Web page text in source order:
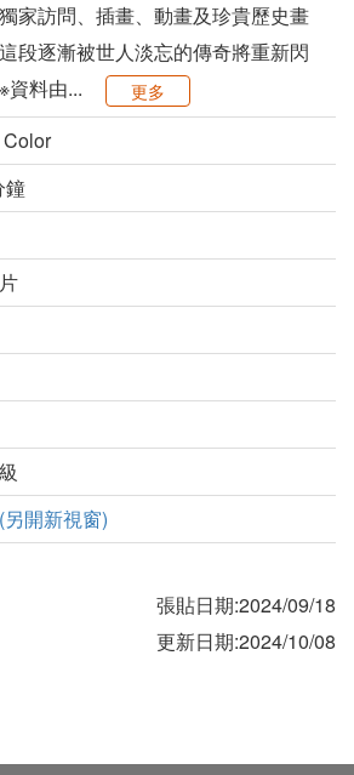
家訪問、插畫、動畫及珍貴歷史畫
段逐漸被世人淡忘的傳奇將重新閃
資料由...
更多
鐘
(另開新視窗)
張貼日期:2024/09/18
更新日期:2024/10/08